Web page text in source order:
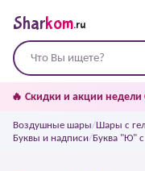
Sharkom.ru
🔥 Скидки и акции недели
Воздушные шары/Шары с
Буквы и надписи/Буква "Ю"